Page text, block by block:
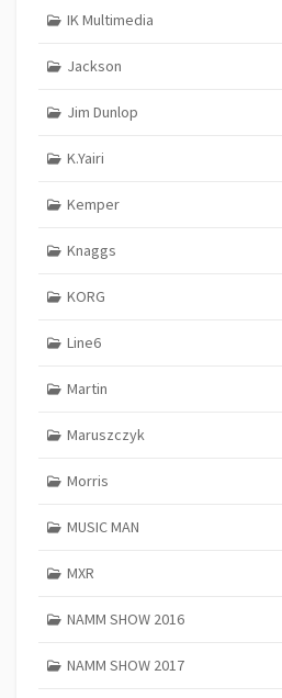
IK Multimedia
Jackson
Jim Dunlop
K.Yairi
Kemper
Knaggs
KORG
Line6
Martin
Maruszczyk
Morris
MUSIC MAN
MXR
NAMM SHOW 2016
NAMM SHOW 2017